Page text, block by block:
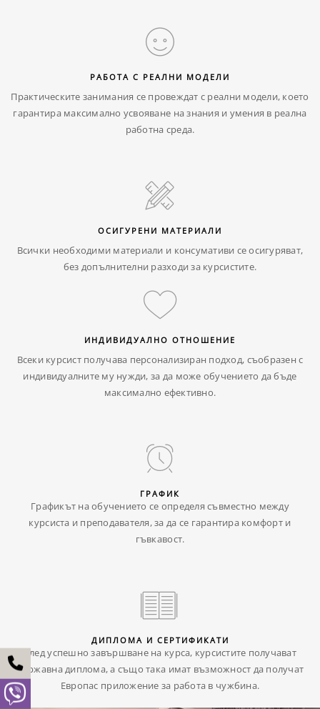
РАБОТА С РЕАЛНИ МОДЕЛИ
Практическите занимания се провеждат с реални модели, което
гарантира максимално усвояване на знания и умения в реална
работна среда.
ОСИГУРЕНИ МАТЕРИАЛИ
Всички необходими материали и консумативи се осигуряват,
без допълнителни разходи за курсистите.
ИНДИВИДУАЛНО ОТНОШЕНИЕ
Всеки курсист получава персонализиран подход, съобразен с
индивидуалните му нужди, за да може обучението да бъде
максимално ефективно.
ГРАФИК
Графикът на обучението се определя съвместно между
курсиста и преподавателя, за да се гарантира комфорт и
гъвкавост.
ДИПЛОМА И СЕРТИФИКАТИ
След успешно завършване на курса, курсистите получават
държавна диплома, а също така имат възможност да получат
Европас приложение за работа в чужбина.